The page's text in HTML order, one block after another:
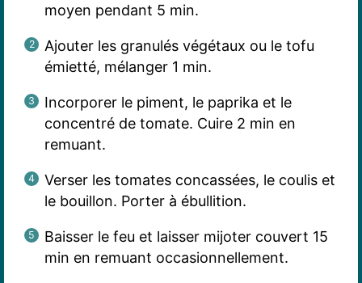
moyen pendant 5 min.
Ajouter les granulés végétaux ou le tofu
émietté, mélanger 1 min.
Incorporer le piment, le paprika et le
concentré de tomate. Cuire 2 min en
remuant.
Verser les tomates concassées, le coulis et
le bouillon. Porter à ébullition.
Baisser le feu et laisser mijoter couvert 15
min en remuant occasionnellement.